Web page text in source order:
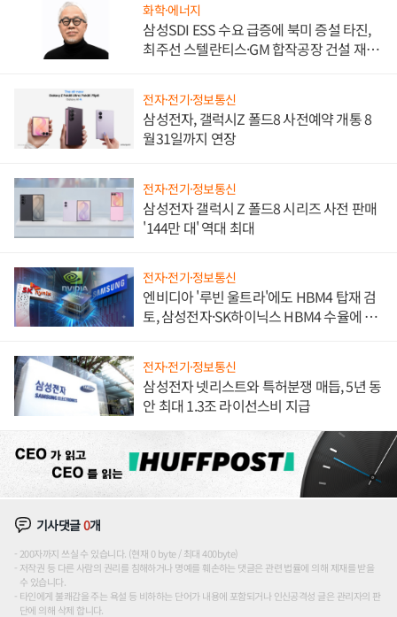
화학·에너지
삼성SDI ESS 수요 급증에 북미 증설 타진,
최주선 스텔란티스·GM 합작공장 건설 재추
전자·전기·정보통신
삼성전자, 갤럭시Z 폴드8 사전예약 개통 8
월31일까지 연장
전자·전기·정보통신
삼성전자 갤럭시 Z 폴드8 시리즈 사전 판매
'144만 대' 역대 최대
전자·전기·정보통신
엔비디아 '루빈 울트라'에도 HBM4 탑재 검
토, 삼성전자·SK하이닉스 HBM4 수율에 주
전자·전기·정보통신
삼성전자 넷리스트와 특허분쟁 매듭, 5년 동
안 최대 1.3조 라이선스비 지급
기사댓글0개
200자까지 쓰실 수 있습니다. (현재 0 byte / 최대 400byte)
저작권 등 다른 사람의 권리를 침해하거나 명예를 훼손하는 댓글은 관련 법률에 의해 제재를 받을
수 있습니다.
타인에게 불쾌감을 주는 욕설 등 비하하는 단어가 내용에 포함되거나 인신공격성 글은 관리자의 판
단에 의해 삭제 합니다.